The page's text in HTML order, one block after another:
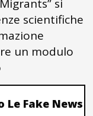
si
scientifiche
un modulo
Fake News